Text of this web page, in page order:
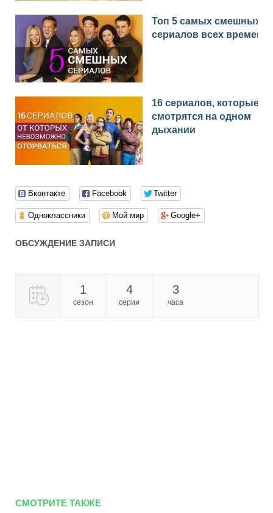
Топ 5 самых смешных
сериалов всех времен
16 сериалов, которые
смотрятся на одном
дыхании
Вконтакте Facebook Twitter
Одноклассники Мой мир Google+
ОБСУЖДЕНИЕ ЗАПИСИ
1
сезон
4
серии
3
часа
СМОТРИТЕ ТАКЖЕ